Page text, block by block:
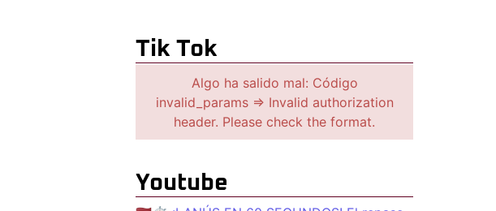
Tik Tok
Algo ha salido mal: Código
invalid_params => Invalid authorization
header. Please check the format.
Youtube